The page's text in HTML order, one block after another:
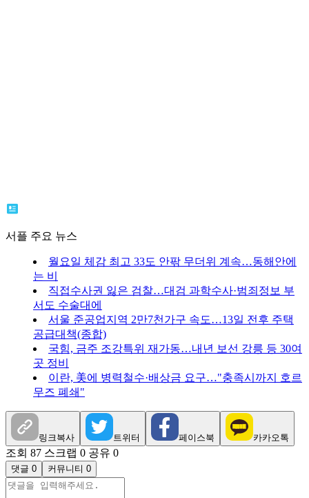
서플 주요 뉴스
월요일 체감 최고 33도 안팎 무더위 계속…동해안에
는 비
직접수사권 잃은 검찰…대검 과학수사·범죄정보 부
서도 수술대에
서울 준공업지역 2만7천가구 속도…13일 전후 주택
공급대책(종합)
국힘, 금주 조강특위 재가동…내년 보선 강릉 등 30여
곳 정비
이란, 美에 병력철수·배상금 요구…"충족시까지 호르
무즈 폐쇄"
링크복사 트위터 페이스북 카카오톡
조회 87 스크랩 0 공유 0
댓글 0 커뮤니티 0